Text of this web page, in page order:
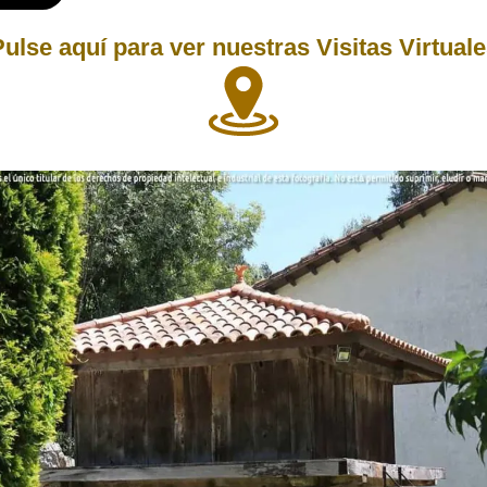
aquí para ver nuestras Visitas